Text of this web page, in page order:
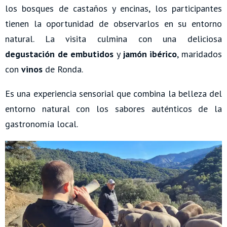
los bosques de castaños y encinas, los participantes
tienen la oportunidad de observarlos en su entorno
natural. La visita culmina con una deliciosa
degustación de embutidos y jamón ibérico, maridados
con vinos de Ronda.
Es una experiencia sensorial que combina la belleza del
entorno natural con los sabores auténticos de la
gastronomía local.